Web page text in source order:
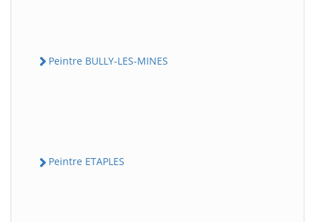
Peintre BULLY-LES-MINES
Peintre ETAPLES